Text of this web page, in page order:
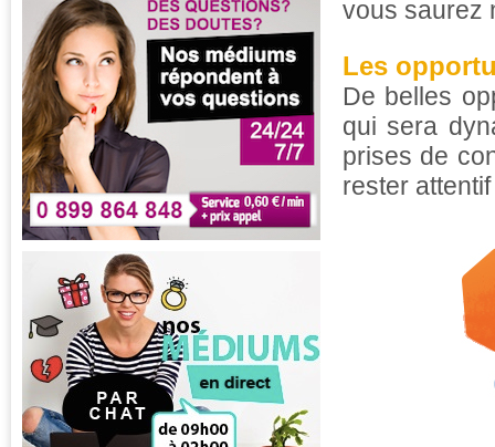
vous saurez
Les
De belles
qui sera
prises de
rester